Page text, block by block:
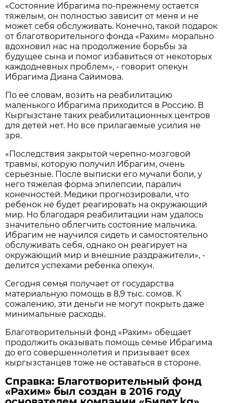
«Состояние Ибрагима по-прежнему остается
тяжелым, он полностью зависит от меня и не
может себя обслуживать. Конечно, такой подарок
от благотворительного фонда «Рахим» морально
вдохновил нас на продолжение борьбы за
будущее сына и помог избавиться от некоторых
каждодневных проблем», - говорит опекун
Ибрагима Диана Сайимова.
По ее словам, возить на реабилитацию
маленького Ибрагима приходится в Россию. В
Кыргызстане таких реабилитационных центров
для детей нет. Но все прилагаемые усилия не
зря.
«Последствия закрытой черепно-мозговой
травмы, которую получил Ибрагим, очень
серьезные. После выписки его мучали боли, у
него тяжелая форма эпилепсии, паралич
конечностей. Медики прогнозировали, что
ребенок не будет реагировать на окружающий
мир. Но благодаря реабилитации нам удалось
значительно облегчить состояние мальчика.
Ибрагим не научился сидеть и самостоятельно
обслуживать себя, однако он реагирует на
окружающий мир и внешние раздражители», -
делится успехами ребенка опекун.
Сегодня семья получает от государства
материальную помощь в 8,9 тыс. сомов. К
сожалению, эти деньги не могут покрыть даже
минимальные расходы.
Благотворительный фонд «Рахим» обещает
продолжить оказывать помощь семье Ибрагима
до его совершеннолетия и призывает всех
кыргызстанцев тоже не оставаться в стороне.
Справка: Благотворительный фонд
«Рахим» был создан в 2016 году